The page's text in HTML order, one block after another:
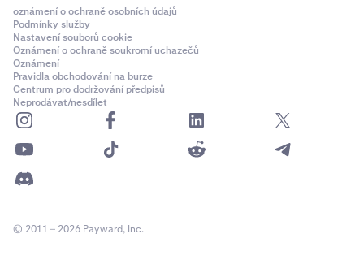
oznámení o ochraně osobních údajů
Podmínky služby
Nastavení souborů cookie
Oznámení o ochraně soukromí uchazečů
Oznámení
Pravidla obchodování na burze
Centrum pro dodržování předpisů
Neprodávat/nesdílet
© 2011 – 2026 Payward, Inc.